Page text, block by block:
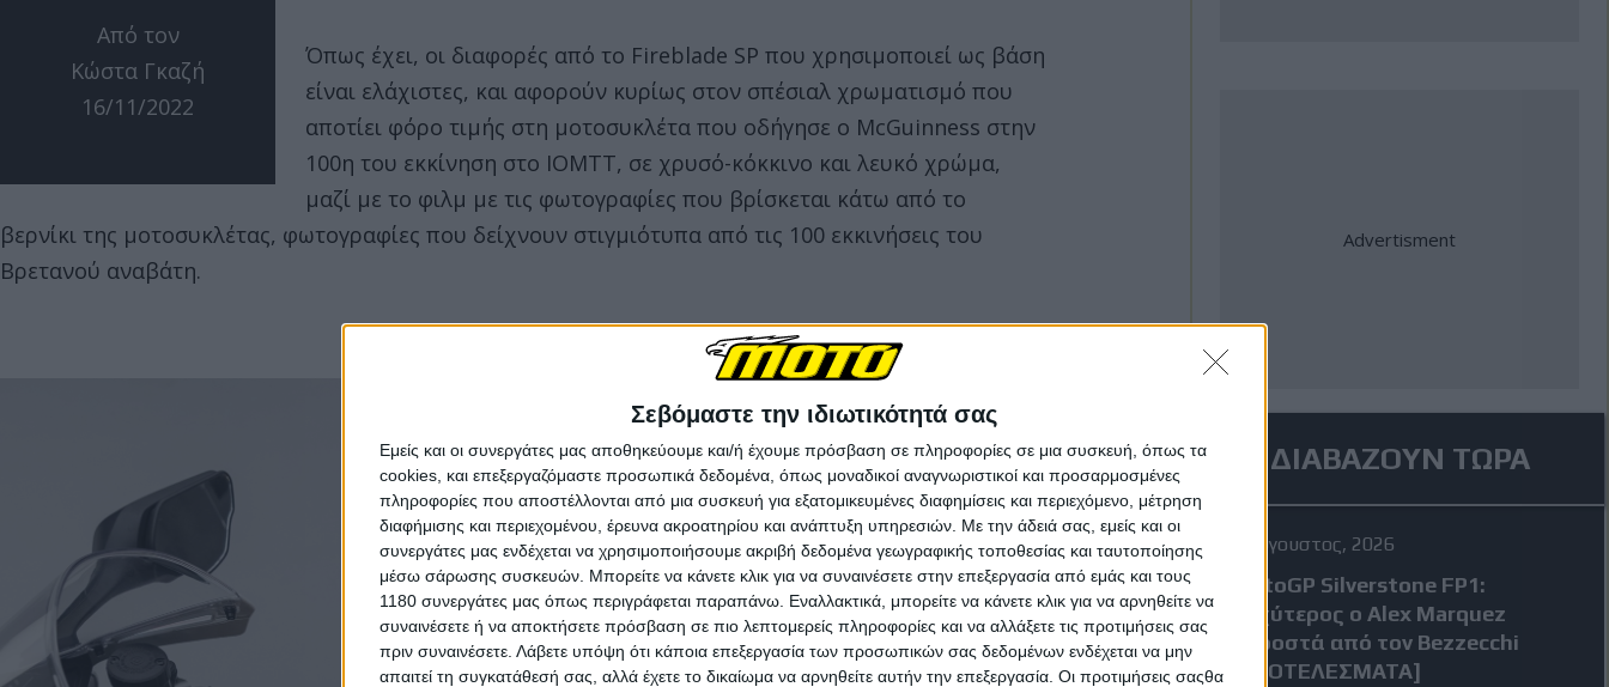
Σεβόμαστε την ιδιωτικότητά σας
Εμείς και οι συνεργάτες μας αποθηκεύουμε και/ή έχουμε πρόσβαση σε πληροφορίες σε μια συσκευή, όπως τα
cookies, και επεξεργαζόμαστε προσωπικά δεδομένα, όπως μοναδικοί αναγνωριστικοί και προσαρμοσμένες
πληροφορίες που αποστέλλονται από μια συσκευή για εξατομικευμένες διαφημίσεις και περιεχόμενο, μέτρηση
διαφήμισης και περιεχομένου, έρευνα ακροατηρίου και ανάπτυξη υπηρεσιών. Με την άδειά σας, εμείς και οι
συνεργάτες μας ενδέχεται να χρησιμοποιήσουμε ακριβή δεδομένα γεωγραφικής τοποθεσίας και ταυτοποίησης
μέσω σάρωσης συσκευών. Μπορείτε να κάνετε κλικ για να συναινέσετε στην επεξεργασία από εμάς και τους
1180 συνεργάτες μας όπως περιγράφεται παραπάνω. Εναλλακτικά, μπορείτε να κάνετε κλικ για να αρνηθείτε να
συναινέσετε ή να αποκτήσετε πρόσβαση σε πιο λεπτομερείς πληροφορίες και να αλλάξετε τις προτιμήσεις σας
πριν συναινέσετε. Λάβετε υπόψη ότι κάποια επεξεργασία των προσωπικών σας δεδομένων ενδέχεται να μην
απαιτεί τη συγκατάθεσή σας, αλλά έχετε το δικαίωμα να αρνηθείτε αυτήν την επεξεργασία. Οι προτιμήσεις σαςθα
Από τον
Κώστα Γκαζή
16/11/2022
Όπως έχει, οι διαφορές από το Fireblade SP που χρησιμοποιεί ως βάση
είναι ελάχιστες, και αφορούν κυρίως στον σπέσιαλ χρωματισμό που
αποτίει φόρο τιμής στη μοτοσυκλέτα που οδήγησε ο McGuinness στην
100η του εκκίνηση στο ΙΟΜΤΤ, σε χρυσό-κόκκινο και λευκό χρώμα,
μαζί με το φιλμ με τις φωτογραφίες που βρίσκεται κάτω από το
βερνίκι της μοτοσυκλέτας, φωτογραφίες που δείχνουν στιγμιότυπα από τις 100 εκκινήσεις του
Βρετανού αναβάτη.
ΔΙΑΒΑΖΟΥΝ ΤΩΡΑ
7 Αύγουστος, 2026
MotoGP Silverstone FP1:
Ταχύτερος ο Alex Marquez
μπροστά από τον Bezzecchi
[ΑΠΟΤΕΛΕΣΜΑΤΑ]